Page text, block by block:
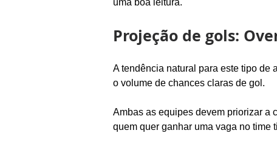
uma boa leitura.
Projeção de gols:
A tendência natural para este tipo de
o volume de chances claras de gol.
Ambas as equipes devem priorizar a
quem quer ganhar uma vaga no time